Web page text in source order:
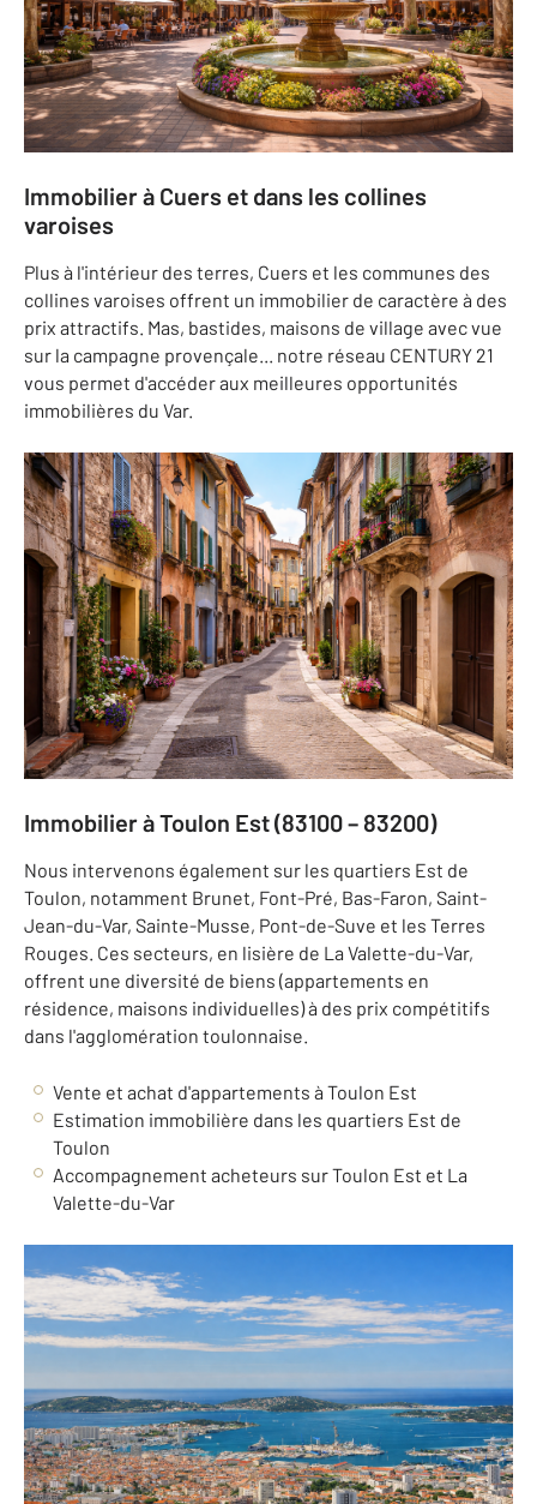
Immobilier à Cuers et dans les collines
varoises
Plus à l'intérieur des terres, Cuers et les communes des
collines varoises offrent un immobilier de caractère à des
prix attractifs. Mas, bastides, maisons de village avec vue
sur la campagne provençale... notre réseau CENTURY 21
vous permet d'accéder aux meilleures opportunités
immobilières du Var.
Immobilier à Toulon Est (83100 – 83200)
Nous intervenons également sur les quartiers Est de
Toulon, notamment Brunet, Font-Pré, Bas-Faron, Saint-
Jean-du-Var, Sainte-Musse, Pont-de-Suve et les Terres
Rouges. Ces secteurs, en lisière de La Valette-du-Var,
offrent une diversité de biens (appartements en
résidence, maisons individuelles) à des prix compétitifs
dans l'agglomération toulonnaise.
Vente et achat d'appartements à Toulon Est
Estimation immobilière dans les quartiers Est de
Toulon
Accompagnement acheteurs sur Toulon Est et La
Valette-du-Var